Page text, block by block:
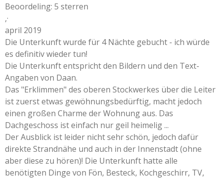
Beoordeling: 5 sterren
,·
april 2019
Die Unterkunft wurde für 4 Nächte gebucht - ich würde
es definitiv wieder tun!
Die Unterkunft entspricht den Bildern und den Text-
Angaben von Daan.
Das "Erklimmen" des oberen Stockwerkes über die Leiter
ist zuerst etwas gewöhnungsbedürftig, macht jedoch
einen großen Charme der Wohnung aus. Das
Dachgeschoss ist einfach nur geil heimelig ...
Der Ausblick ist leider nicht sehr schön, jedoch dafür
direkte Strandnähe und auch in der Innenstadt (ohne
aber diese zu hören)! Die Unterkunft hatte alle
benötigten Dinge von Fön, Besteck, Kochgeschirr, TV,